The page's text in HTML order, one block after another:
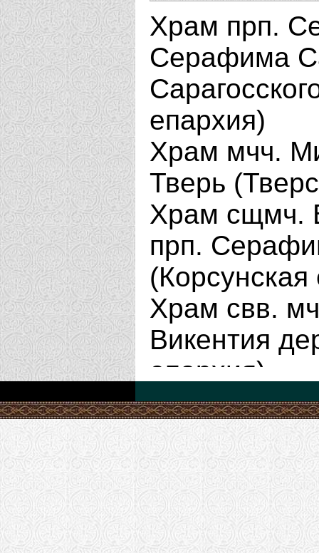
Храм прп.
Серафима
епархия)
Храм мчч.
Тверь
Храм сщмч.
прп.
(Корсунская
Храм cвв.
Викентия
епархия)